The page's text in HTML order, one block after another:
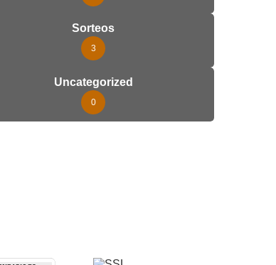
Sorteos
3
Uncategorized
0